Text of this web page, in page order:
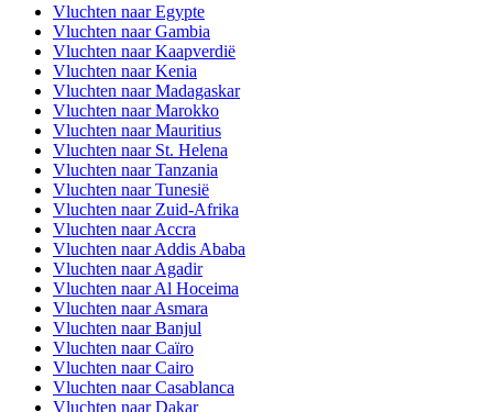
Vluchten naar Egypte
Vluchten naar Gambia
Vluchten naar Kaapverdië
Vluchten naar Kenia
Vluchten naar Madagaskar
Vluchten naar Marokko
Vluchten naar Mauritius
Vluchten naar St. Helena
Vluchten naar Tanzania
Vluchten naar Tunesië
Vluchten naar Zuid-Afrika
Vluchten naar Accra
Vluchten naar Addis Ababa
Vluchten naar Agadir
Vluchten naar Al Hoceima
Vluchten naar Asmara
Vluchten naar Banjul
Vluchten naar Caïro
Vluchten naar Cairo
Vluchten naar Casablanca
Vluchten naar Dakar